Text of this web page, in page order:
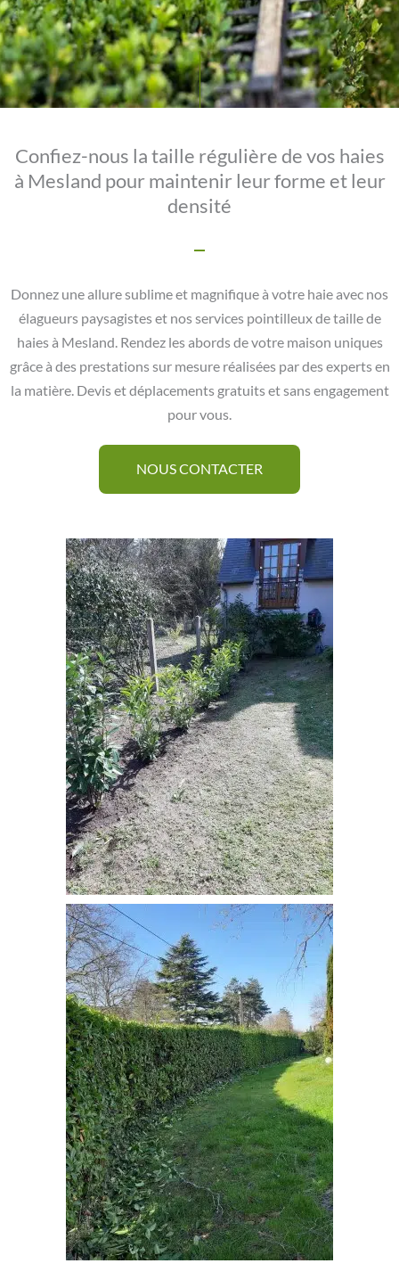
Confiez-nous la taille régulière de vos haies
à Mesland pour maintenir leur forme et leur
densité
Donnez une allure sublime et magnifique à votre haie avec nos
élagueurs paysagistes et nos services pointilleux de taille de
haies à Mesland. Rendez les abords de votre maison uniques
grâce à des prestations sur mesure réalisées par des experts en
la matière. Devis et déplacements gratuits et sans engagement
pour vous.
NOUS CONTACTER